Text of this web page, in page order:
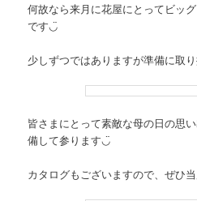
何故なら来月に花屋にとってビッ
です◡̈
少しずつではありますが準備に取り
皆さまにとって素敵な母の日の思
備して参ります◡̈
カタログもございますので、ぜひ当